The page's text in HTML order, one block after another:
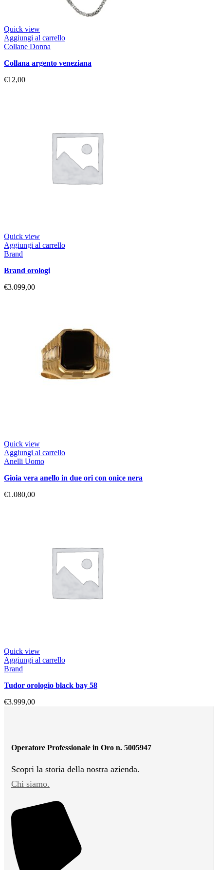
Quick view
Aggiungi al carrello
Collane Donna
collana argento veneziana
€12,00
Quick view
Aggiungi al carrello
Brand
brand orologi
€3.099,00
Quick view
Aggiungi al carrello
Anelli Uomo
gioia vera anello in due ori con onice nera
€1.080,00
Quick view
Aggiungi al carrello
Brand
tudor orologio black bay 58
€3.999,00
Operatore Professionale in Oro n. 5005947
Scopri la storia della nostra azienda.
Chi siamo.